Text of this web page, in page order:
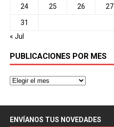
24 25 26 27
31
« Jul
PUBLICACIONES POR MES
ENVÍANOS TUS NOVEDADES